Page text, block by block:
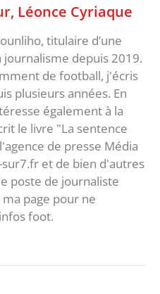
Léonce Cyriaque
titulaire d’une
depuis 2019.
de football, j'écris
plusieurs années. En
également à la
le livre "La sentence
de presse Média
et de bien d'autres
poste de journaliste
page pour ne
foot.